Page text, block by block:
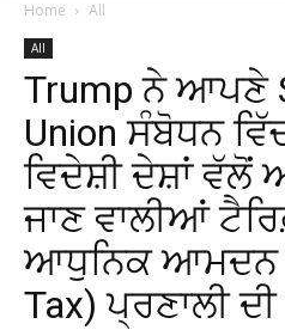
Home All
All
Trump ਨੇ ਆਪਣੇ
Union ਸੰਬੋਧਨ
ਵਿਦੇਸ਼ੀ ਦੇਸ਼ਾਂ ਵੱਲੋਂ
ਜਾਣ ਵਾਲੀਆਂ
ਆਧੁਨਿਕ ਆਮਦਨ
Tax) ਪ੍ਰਣਾਲੀ